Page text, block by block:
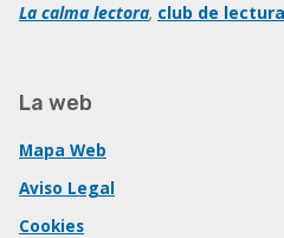
La calma lectora, club de lectura
La web
Mapa Web
Aviso Legal
Cookies